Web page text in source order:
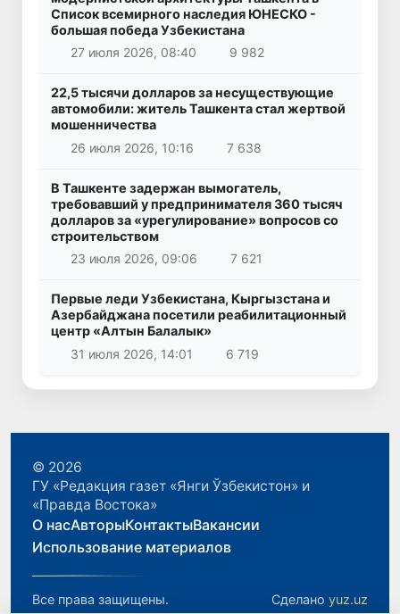
Список всемирного наследия ЮНЕСКО -
большая победа Узбекистана
27 июля 2026, 08:40
9 982
22,5 тысячи долларов за несуществующие
автомобили: житель Ташкента стал жертвой
мошенничества
26 июля 2026, 10:16
7 638
В Ташкенте задержан вымогатель,
требовавший у предпринимателя 360 тысяч
долларов за «урегулирование» вопросов со
строительством
23 июля 2026, 09:06
7 621
Первые леди Узбекистана, Кыргызстана и
Азербайджана посетили реабилитационный
центр «Алтын Балалык»
31 июля 2026, 14:01
6 719
© 2026
ГУ «Редакция газет «Янги Ўзбекистон» и
«Правда Востока»
О насАвторыКонтактыВакансии
Использование материалов
Все права защищены. Сделано yuz.uz